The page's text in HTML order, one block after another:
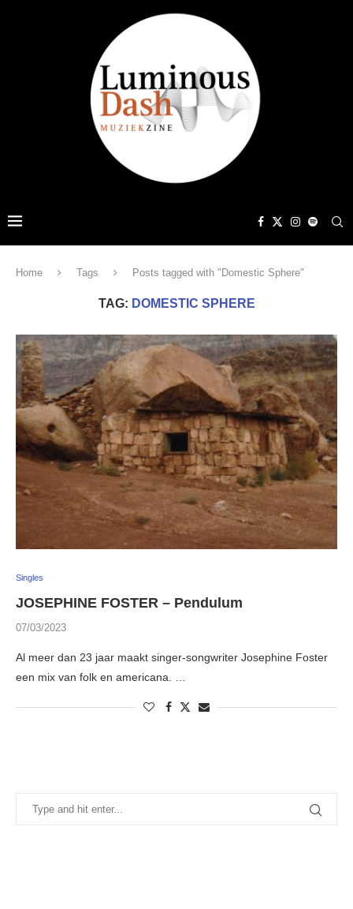
Home Tags Posts tagged with "Domestic Sphere"
TAG: DOMESTIC SPHERE
Singles
JOSEPHINE FOSTER – Pendulum
07/03/2023
Al meer dan 23 jaar maakt singer-songwriter Josephine Foster
een mix van folk en americana. …